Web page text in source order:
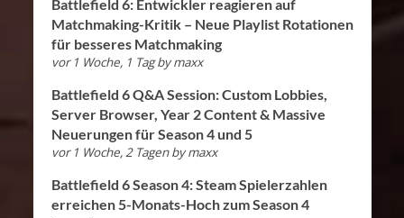
Battlefield 6: Entwickler reagieren auf
Matchmaking-Kritik – Neue Playlist Rotationen
für besseres Matchmaking
vor 1 Woche, 1 Tag bymaxx
Battlefield 6 Q&A Session: Custom Lobbies,
Server Browser, Year 2 Content & Massive
Neuerungen für Season 4 und 5
vor 1 Woche, 2 Tagen bymaxx
Battlefield 6 Season 4: Steam Spielerzahlen
erreichen 5-Monats-Hoch zum Season 4